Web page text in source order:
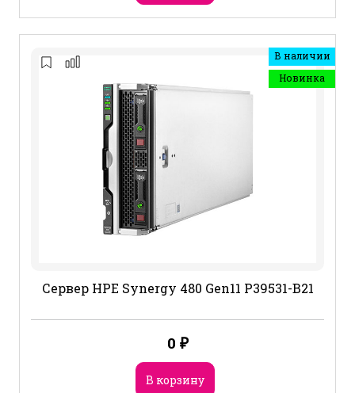
В наличии
Новинка
Сервер HPE Synergy 480 Gen11 P39531-B21
0 ₽
В корзину